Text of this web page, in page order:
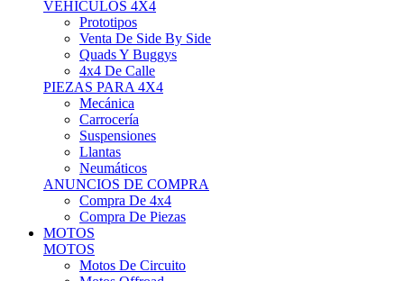
VEHÍCULOS 4X4
Prototipos
Venta De Side By Side
Quads Y Buggys
4x4 De Calle
PIEZAS PARA 4X4
Mecánica
Carrocería
Suspensiones
Llantas
Neumáticos
ANUNCIOS DE COMPRA
Compra De 4x4
Compra De Piezas
MOTOS
MOTOS
Motos De Circuito